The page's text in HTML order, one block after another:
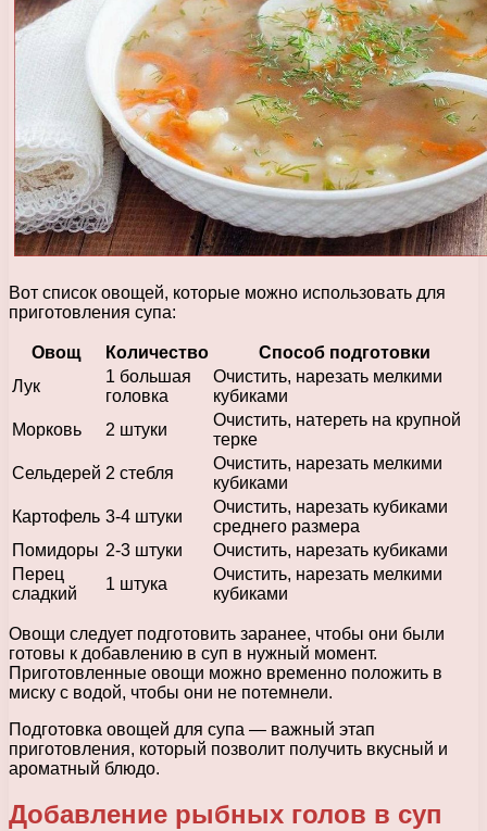
Вот список овощей, которые можно использовать для
приготовления супа:
Овощ Количество
Способ подготовки
Лук
1 большая
головка
Очистить, нарезать мелкими
кубиками
Морковь
2 штуки
Очистить, натереть на крупной
терке
Сельдерей 2 стебля
Очистить, нарезать мелкими
кубиками
Картофель 3-4 штуки
Очистить, нарезать кубиками
среднего размера
Помидоры 2-3 штуки
Очистить, нарезать кубиками
Перец
сладкий
1 штука
Очистить, нарезать мелкими
кубиками
Овощи следует подготовить заранее, чтобы они были
готовы к добавлению в суп в нужный момент.
Приготовленные овощи можно временно положить в
миску с водой, чтобы они не потемнели.
Подготовка овощей для супа — важный этап
приготовления, который позволит получить вкусный и
ароматный блюдо.
Добавление рыбных голов в суп